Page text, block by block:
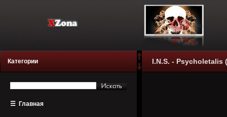
Категории
☰ Главная
I.N.S. - Psycholetalis